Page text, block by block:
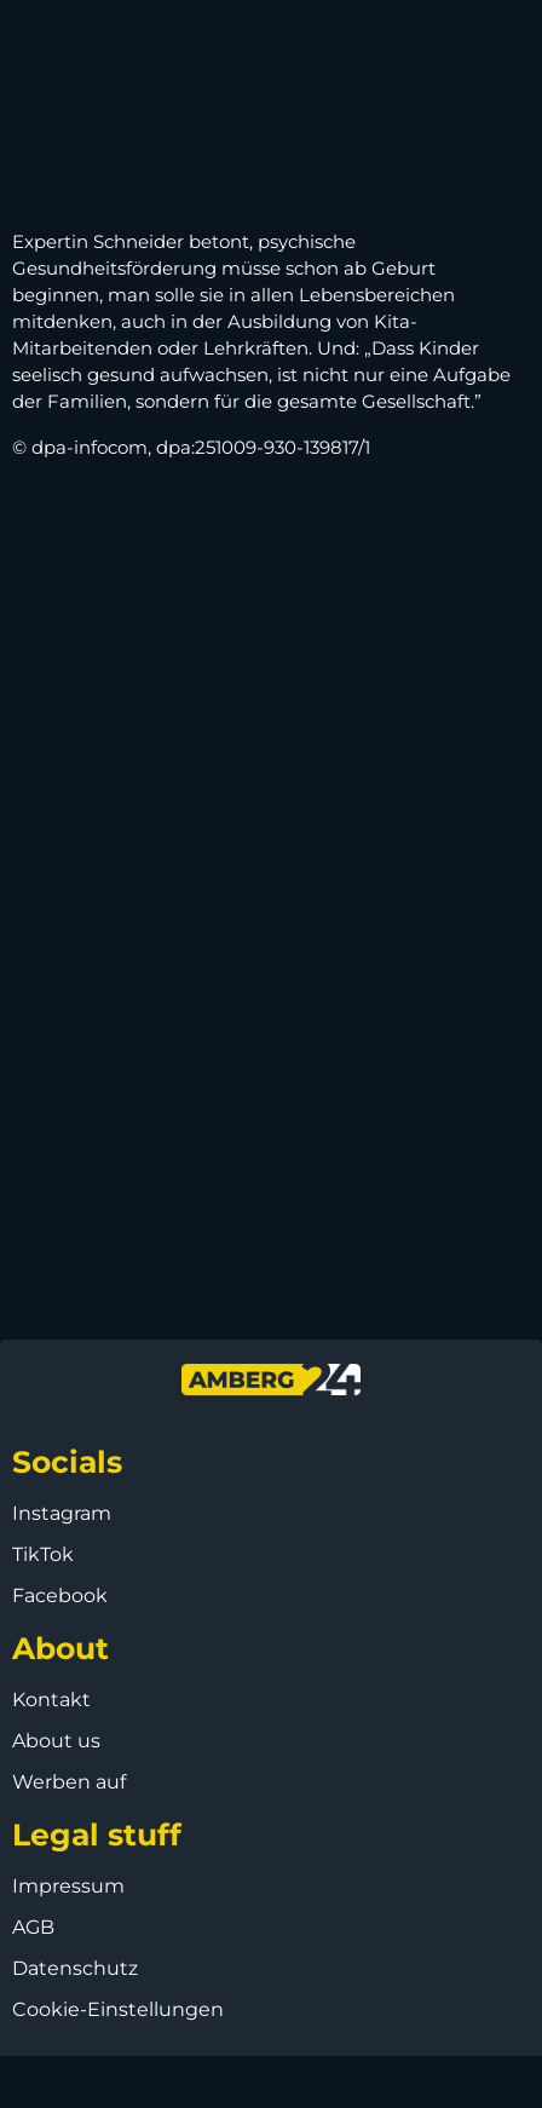
Expertin Schneider betont, psychische
Gesundheitsförderung müsse schon ab Geburt
beginnen, man solle sie in allen Lebensbereichen
mitdenken, auch in der Ausbildung von Kita-
Mitarbeitenden oder Lehrkräften. Und: „Dass Kinder
seelisch gesund aufwachsen, ist nicht nur eine Aufgabe
der Familien, sondern für die gesamte Gesellschaft.”
© dpa-infocom, dpa:251009-930-139817/1
Socials
Instagram
TikTok
Facebook
About
Kontakt
About us
Werben auf
Legal stuff
Impressum
AGB
Datenschutz
Cookie-Einstellungen